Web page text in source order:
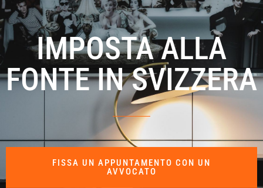
IMPOSTA ALLA
FONTE IN SVIZZERA
FISSA UN APPUNTAMENTO CON UN
AVVOCATO